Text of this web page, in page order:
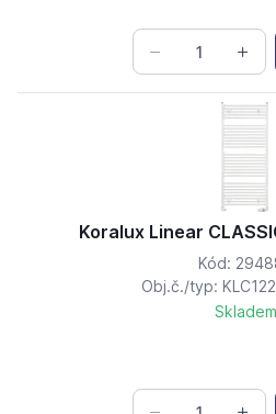
Koralux Linear
Kód:
Obj.č./typ:
Skladem